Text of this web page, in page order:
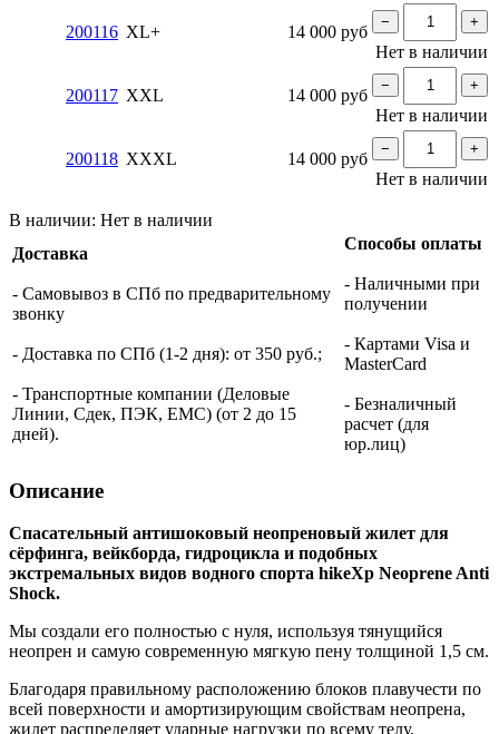
200116 XL+ 14 000 руб − +
Нет в наличии
200117 XXL 14 000 руб − +
Нет в наличии
200118 XXXL 14 000 руб − +
Нет в наличии
В наличии: Нет в наличии
Доставка
- Самовывоз в СПб по предварительному
звонку
- Доставка по СПб (1-2 дня): от 350 руб.;
- Транспортные компании (Деловые
Линии, Сдек, ПЭК, ЕМС) (от 2 до 15
дней).
Способы оплаты
- Наличными при
получении
- Картами Visa и
MasterCard
- Безналичный
расчет (для
юр.лиц)
Описание
Спасательный антишоковый неопреновый жилет для
сёрфинга, вейкборда, гидроцикла и подобных
экстремальных видов водного спорта hikeXp Neoprene Anti
Shock.
Мы создали его полностью с нуля, используя тянущийся
неопрен и самую современную мягкую пену толщиной 1,5 см.
Благодаря правильному расположению блоков плавучести по
всей поверхности и амортизирующим свойствам неопрена,
жилет распределяет ударные нагрузки по всему телу,